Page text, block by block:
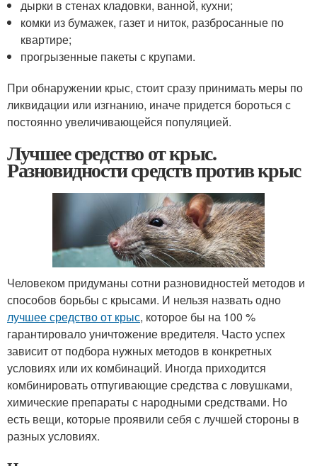
дырки в стенах кладовки, ванной, кухни;
комки из бумажек, газет и ниток, разбросанные по
квартире;
прогрызенные пакеты с крупами.
При обнаружении крыс, стоит сразу принимать меры по
ликвидации или изгнанию, иначе придется бороться с
постоянно увеличивающейся популяцией.
Лучшее средство от крыс.
Разновидности средств против крыс
Человеком придуманы сотни разновидностей методов и
способов борьбы с крысами. И нельзя назвать одно
лучшее средство от крыс, которое бы на 100 %
гарантировало уничтожение вредителя. Часто успех
зависит от подбора нужных методов в конкретных
условиях или их комбинаций. Иногда приходится
комбинировать отпугивающие средства с ловушками,
химические препараты с народными средствами. Но
есть вещи, которые проявили себя с лучшей стороны в
разных условиях.